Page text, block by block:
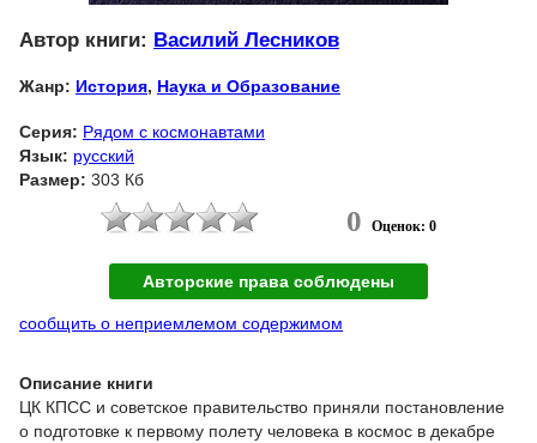
Автор книги: Василий Лесников
Жанр: История, Наука и Образование
Серия: Рядом с космонавтами
Язык: русский
Размер: 303 Кб
0 Оценок: 0
Авторские права соблюдены
сообщить о неприемлемом содержимом
Описание книги
ЦК КПСС и советское правительство приняли постановление
о подготовке к первому полету человека в космос в декабре